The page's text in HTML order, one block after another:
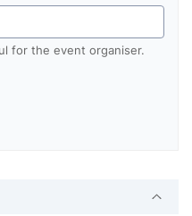
for the event organiser.